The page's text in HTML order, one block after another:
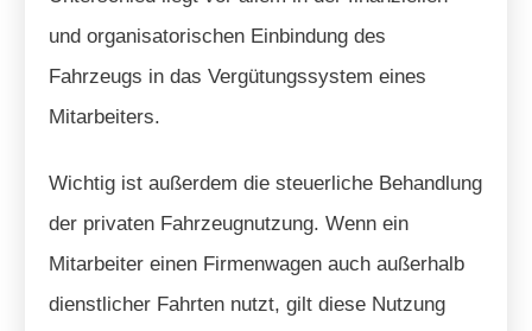
und organisatorischen Einbindung des
Fahrzeugs in das Vergütungssystem eines
Mitarbeiters.
Wichtig ist außerdem die steuerliche Behandlung
der privaten Fahrzeugnutzung. Wenn ein
Mitarbeiter einen Firmenwagen auch außerhalb
dienstlicher Fahrten nutzt, gilt diese Nutzung